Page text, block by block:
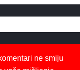
ne smiju